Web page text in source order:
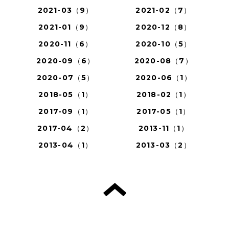
2021-03（9）
2021-02（7）
2021-01（9）
2020-12（8）
2020-11（6）
2020-10（5）
2020-09（6）
2020-08（7）
2020-07（5）
2020-06（1）
2018-05（1）
2018-02（1）
2017-09（1）
2017-05（1）
2017-04（2）
2013-11（1）
2013-04（1）
2013-03（2）